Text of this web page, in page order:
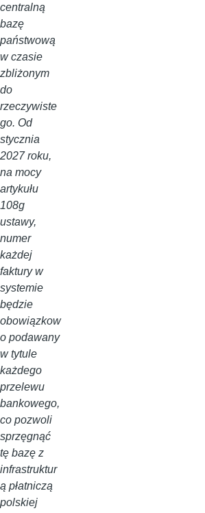
centralną
bazę
państwową
w czasie
zbliżonym
do
rzeczywiste
go. Od
stycznia
2027 roku,
na mocy
artykułu
108g
ustawy,
numer
każdej
faktury w
systemie
będzie
obowiązkow
o podawany
w tytule
każdego
przelewu
bankowego,
co pozwoli
sprzęgnąć
tę bazę z
infrastruktur
ą płatniczą
polskiej